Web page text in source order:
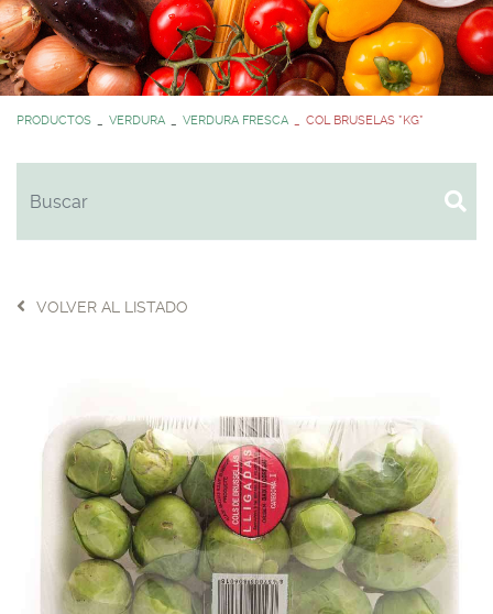
PRODUCTOS VERDURA VERDURA FRESCA COL BRUSELAS *KG*
VOLVER AL LISTADO